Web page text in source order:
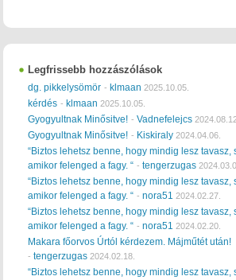
Legfrissebb hozzászólások
dg. pikkelysömör - klmaan 2025.10.05.
kérdés - klmaan 2025.10.05.
Gyogyultnak Minősitve! -Vadnefelejcs
Gyogyultnak Minősitve! - Kiskiraly 2024.04.06.
“Biztos lehetsz benne, hogy mindig lesz tavasz,
amikor felenged a fagy. “ -tengerzugas
“Biztos lehetsz benne, hogy mindig lesz tavasz,
amikor felenged a fagy. “ -nora51 2024.02.27.
“Biztos lehetsz benne, hogy mindig lesz tavasz,
amikor felenged a fagy. “ -nora51 2024.02.20.
Makara főorvos Úrtól kérdezem. Májműtét után!
-tengerzugas 2024.02.18.
“Biztos lehetsz benne, hogy mindig lesz tavasz,